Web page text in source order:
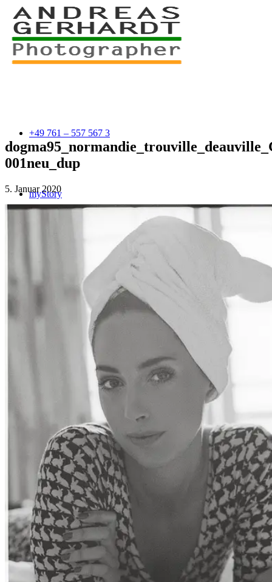
+49 761 – 557 567 3
myStory
Corporate
Sports
Uniques
001neu_dup
5. Januar 2020